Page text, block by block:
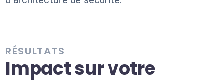
RÉSULTATS
Impact sur votre